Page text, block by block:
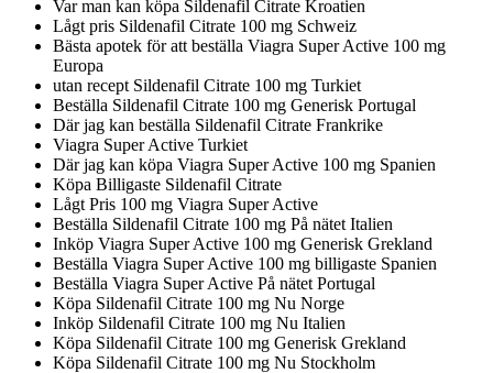
Var man kan köpa Sildenafil Citrate Kroatien
Lågt pris Sildenafil Citrate 100 mg Schweiz
Bästa apotek för att beställa Viagra Super Active 100 mg
Europa
utan recept Sildenafil Citrate 100 mg Turkiet
Beställa Sildenafil Citrate 100 mg Generisk Portugal
Där jag kan beställa Sildenafil Citrate Frankrike
Viagra Super Active Turkiet
Där jag kan köpa Viagra Super Active 100 mg Spanien
Köpa Billigaste Sildenafil Citrate
Lågt Pris 100 mg Viagra Super Active
Beställa Sildenafil Citrate 100 mg På nätet Italien
Inköp Viagra Super Active 100 mg Generisk Grekland
Beställa Viagra Super Active 100 mg billigaste Spanien
Beställa Viagra Super Active På nätet Portugal
Köpa Sildenafil Citrate 100 mg Nu Norge
Inköp Sildenafil Citrate 100 mg Nu Italien
Köpa Sildenafil Citrate 100 mg Generisk Grekland
Köpa Sildenafil Citrate 100 mg Nu Stockholm